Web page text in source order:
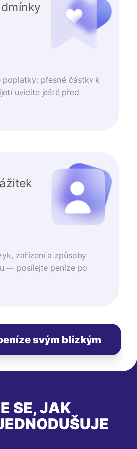
poplatky: přesné částky k
uvidíte ještě před
zařízení a způsoby
— posílejte peníze po
svým blízkým
SE, JAK